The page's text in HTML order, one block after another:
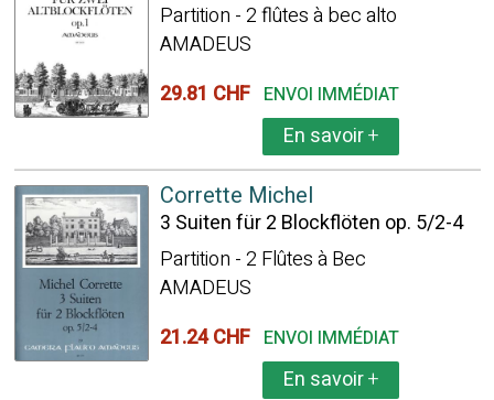
Partition - 2 flûtes à bec alto
AMADEUS
29.81 CHF ENVOI IMMÉDIAT
En savoir+
Corrette Michel
3 Suiten für 2 Blockflöten op. 5/2-4
Partition - 2 Flûtes à Bec
AMADEUS
21.24 CHF ENVOI IMMÉDIAT
En savoir+